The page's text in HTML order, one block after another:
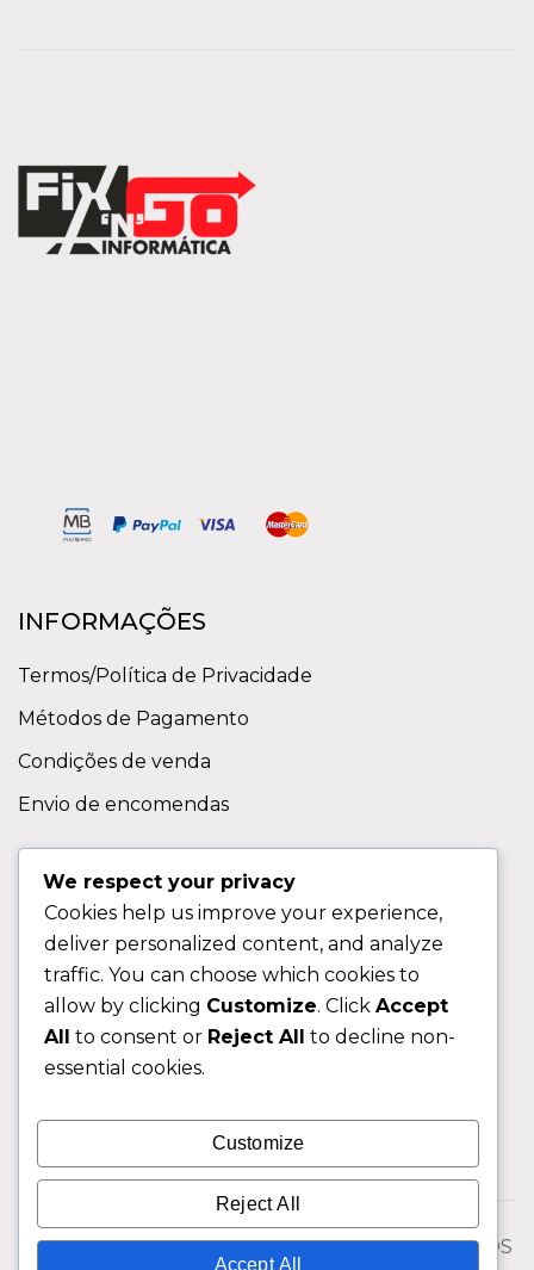
INFORMAÇÕES
Termos/Política de Privacidade
Métodos de Pagamento
Condições de venda
Envio de encomendas
Contactos
Sobre nos
FAQ (Perguntas Frequentes)
CLIENTE
Área do Cliente
Livro de Reclamações
© 2026 Fixngo TODOS OS DIREITOS RESERVADOS
We respect your privacy
Cookies help us improve your experience,
deliver personalized content, and analyze
traffic. You can choose which cookies to
allow by clicking Customize. Click Accept
All to consent or Reject All to decline non-
essential cookies.
Customize
Reject All
Accept All